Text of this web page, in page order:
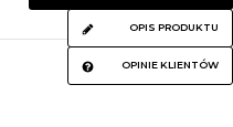
OPIS PRODUKTU
OPINIE KLIENTÓW